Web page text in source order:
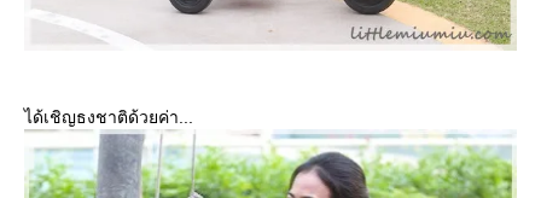
ได้เชิญธงชาติด้วยค่า...